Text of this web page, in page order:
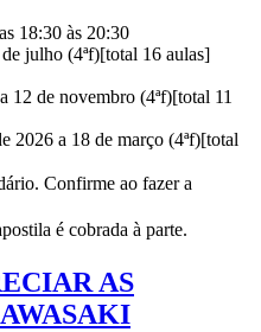
18:30 às 20:30
julho (4ªf)[total 16 aulas]
12 de novembro (4ªf)[total 11
2026 a 18 de março (4ªf)[total
Confirme ao fazer a
é cobrada à parte.
AS